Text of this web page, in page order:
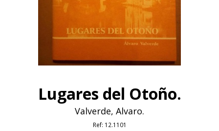
Lugares del Otoño.
Valverde, Alvaro.
Ref: 12.1101